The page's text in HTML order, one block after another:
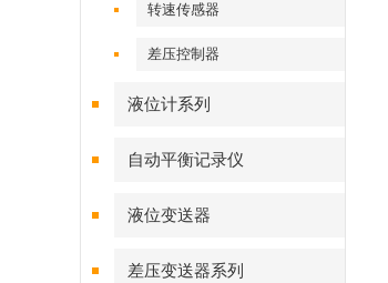
转速传感器
差压控制器
液位计系列
自动平衡记录仪
液位变送器
差压变送器系列